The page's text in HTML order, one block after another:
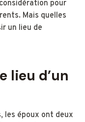
pour
Mais quelles
un lieu de
lieu d’un
les époux ont deux